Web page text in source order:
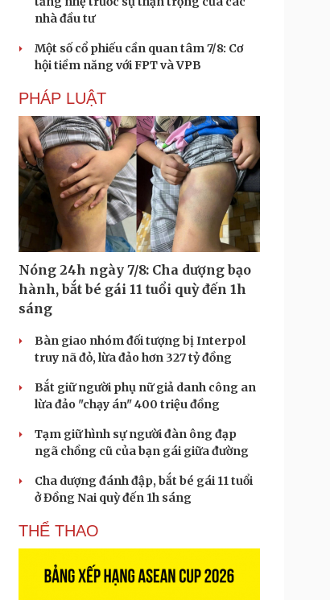
nhà đầu tư
Một số cổ phiếu cần quan tâm 7/8: Cơ
hội tiềm năng với FPT và VPB
PHÁP LUẬT
Nóng 24h ngày 7/8: Cha dượng bạo
hành, bắt bé gái 11 tuổi quỳ đến 1h
sáng
Bàn giao nhóm đối tượng bị Interpol
truy nã đỏ, lừa đảo hơn 327 tỷ đồng
Bắt giữ người phụ nữ giả danh công an
lừa đảo "chạy án" 400 triệu đồng
Tạm giữ hình sự người đàn ông đạp
ngã chồng cũ của bạn gái giữa đường
Cha dượng đánh đập, bắt bé gái 11 tuổi
ở Đồng Nai quỳ đến 1h sáng
THỂ THAO